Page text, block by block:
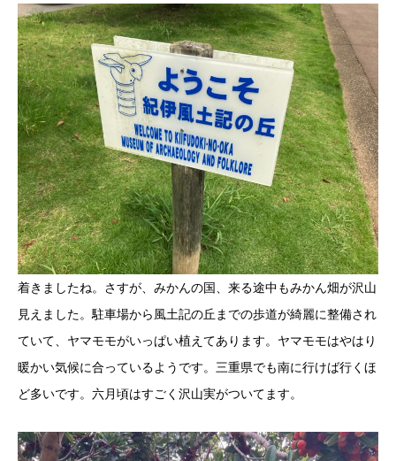
着きましたね。さすが、みかんの国、来る途中もみかん畑が沢山
見えました。駐車場から風土記の丘までの歩道が綺麗に整備され
ていて、ヤマモモがいっぱい植えてあります。ヤマモモはやはり
暖かい気候に合っているようです。三重県でも南に行けば行くほ
ど多いです。六月頃はすごく沢山実がついてます。